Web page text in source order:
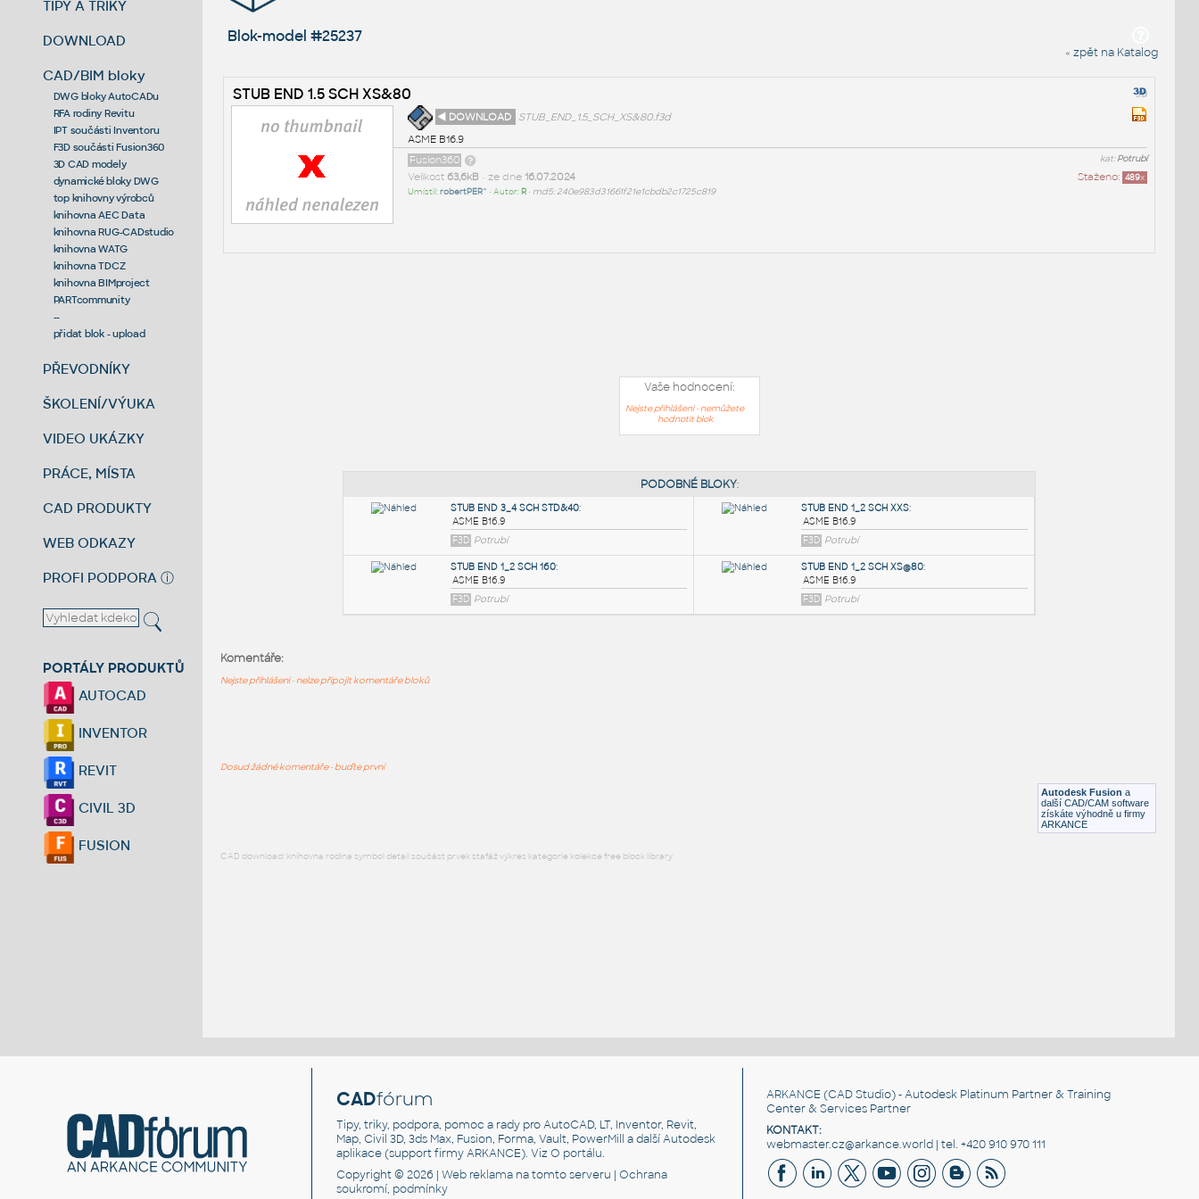
TIPY A TRIKY
DOWNLOAD
CAD/BIM bloky
DWG bloky AutoCADu
RFA rodiny Revitu
IPT součásti Inventoru
F3D součásti Fusion360
3D CAD modely
dynamické bloky DWG
top knihovny výrobců
knihovna AEC Data
knihovna RUG-CADstudio
knihovna WATG
knihovna TDCZ
knihovna BIMproject
PARTcommunity
--
přidat blok - upload
PŘEVODNÍKY
ŠKOLENÍ/VÝUKA
VIDEO UKÁZKY
PRÁCE, MÍSTA
CAD PRODUKTY
WEB ODKAZY
PROFI PODPORA ⓘ
PORTÁLY PRODUKTŮ
AUTOCAD
INVENTOR
REVIT
CIVIL 3D
FUSION
Blok-model #25237
« zpět na Katalog
STUB END 1.5 SCH XS&80
◄ DOWNLOAD
STUB_END_1.5_SCH_XS&80.f3d
ASME B16.9
kat:Potrubí
Fusion360
Staženo: 489x
Velikost 63,6kB• ze dne 16.07.2024
Umístil:robertPER^ • Autor: R• md5: 240e983d31661f21e1cbdb2c1725c819
Vaše hodnocení:
Nejste přihlášeni - nemůžete
hodnotit blok
Autodesk Fusion a
další CAD/CAM software
získáte výhodně u firmy
ARKANCE
Komentáře:
Nejste přihlášeni - nelze připojit komentáře bloků
Dosud žádné komentáře - buďte první
CAD download: knihovna rodina symbol detail součást prvek stafáž výkres kategorie kolekce free block library
CADfórum
Tipy, triky, podpora, pomoc a rady pro AutoCAD, LT, Inventor, Revit,
Map, Civil 3D, 3ds Max, Fusion, Forma, Vault, PowerMill a další Autodesk
aplikace (support firmy ARKANCE). VizO portálu.
Copyright © 2026 |Web reklama na tomto serveru |Ochrana
soukromí, podmínky
ARKANCE (CAD Studio) - Autodesk Platinum Partner & Training
Center & Services Partner
KONTAKT:
webmaster.cz@arkance.world | tel. +420 910 970 111